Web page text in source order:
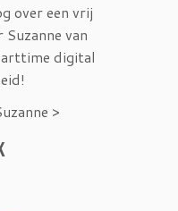
over een vrij
van
digital
>